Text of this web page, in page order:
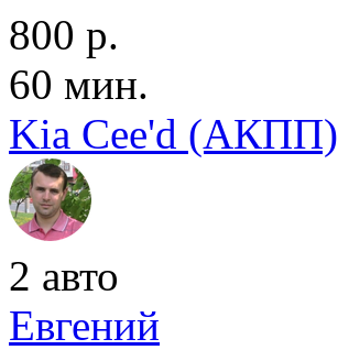
800 р.
60 мин.
Kia Cee'd (АКПП)
2 авто
Евгений